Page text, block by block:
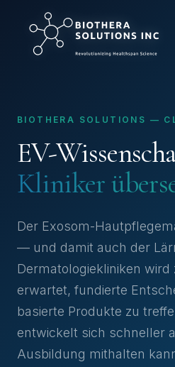
BIOTHERA SOLUTIONS —
EV-
Kliniker
Der Exosom-
— und damit auch der
Dermatologiekliniken wird
erwartet, fundierte
basierte Produkte zu
entwickelt sich schneller
Ausbildung mithalten